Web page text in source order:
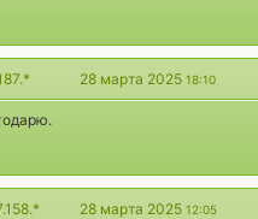
28 марта 2025 18:10
28 марта 2025 12:05